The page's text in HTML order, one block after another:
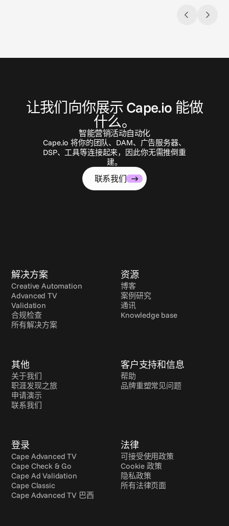
联 系我 们
让我们向你展示 Cape.io 能做
什么。
智能营销活动自动化
Cape.io 将你的团队、DAM、广告服务器、
DSP、工具等连接起来，因此你无需推倒重
建。
联系我们
解决方案
Creative Automation
Advanced TV
Validation
合规检查
所有解决方案
资源
博客
案例研究
通讯
Knowledge base
其他
关于我们
职涯发现之旅
申请演示
联系我们
客户支持和信息
帮助
品牌重塑常见问题
登录
Cape Advanced TV
Cape Check & Go
Cape Ad Validation
Cape Classic
Cape Advanced TV 巴西
法律
可接受使用政策
Cookie 政策
隐私政策
所有法律页面